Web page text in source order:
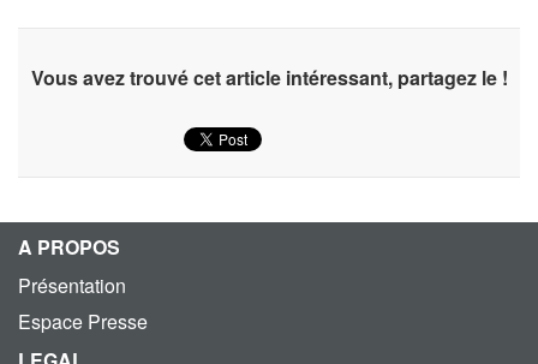
Vous avez trouvé cet article intéressant, partagez le !
A PROPOS
Présentation
Espace Presse